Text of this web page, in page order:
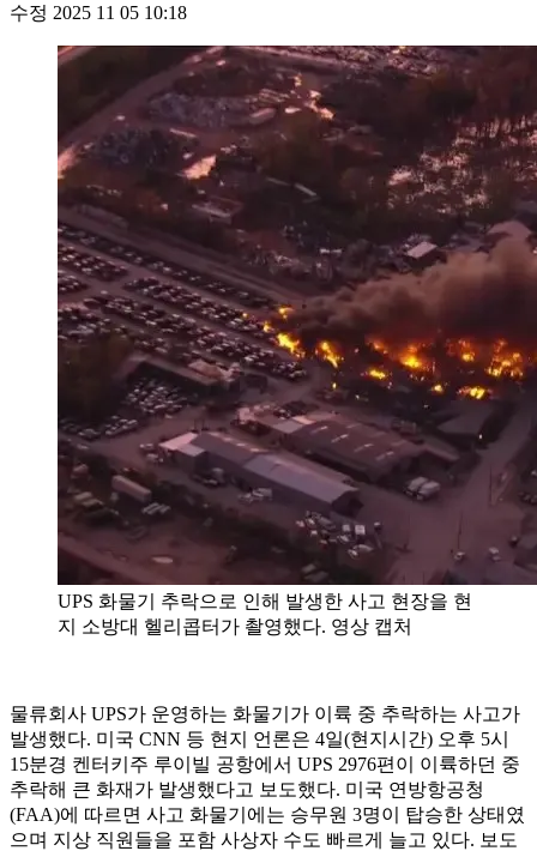
수정 2025 11 05 10:18
UPS 화물기 추락으로 인해 발생한 사고 현장을 현
지 소방대 헬리콥터가 촬영했다. 영상 캡처
물류회사 UPS가 운영하는 화물기가 이륙 중 추락하는 사고가
발생했다. 미국 CNN 등 현지 언론은 4일(현지시간) 오후 5시
15분경 켄터키주 루이빌 공항에서 UPS 2976편이 이륙하던 중
추락해 큰 화재가 발생했다고 보도했다. 미국 연방항공청
(FAA)에 따르면 사고 화물기에는 승무원 3명이 탑승한 상태였
으며 지상 직원들을 포함 사상자 수도 빠르게 늘고 있다. 보도